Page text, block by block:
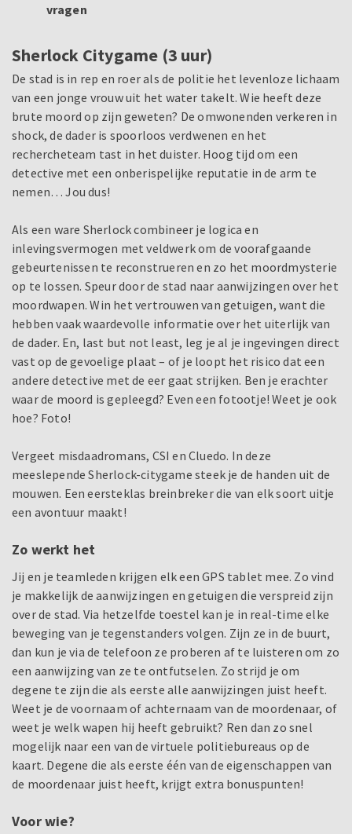
vragen
Sherlock Citygame (3 uur)
De stad is in rep en roer als de politie het levenloze lichaam
van een jonge vrouw uit het water takelt. Wie heeft deze
brute moord op zijn geweten? De omwonenden verkeren in
shock, de dader is spoorloos verdwenen en het
rechercheteam tast in het duister. Hoog tijd om een
detective met een onberispelijke reputatie in de arm te
nemen… Jou dus!
Als een ware Sherlock combineer je logica en
inlevingsvermogen met veldwerk om de voorafgaande
gebeurtenissen te reconstrueren en zo het moordmysterie
op te lossen. Speur door de stad naar aanwijzingen over het
moordwapen. Win het vertrouwen van getuigen, want die
hebben vaak waardevolle informatie over het uiterlijk van
de dader. En, last but not least, leg je al je ingevingen direct
vast op de gevoelige plaat – of je loopt het risico dat een
andere detective met de eer gaat strijken. Ben je erachter
waar de moord is gepleegd? Even een fotootje! Weet je ook
hoe? Foto!
Vergeet misdaadromans, CSI en Cluedo. In deze
meeslepende Sherlock-citygame steek je de handen uit de
mouwen. Een eersteklas breinbreker die van elk soort uitje
een avontuur maakt!
Zo werkt het
Jij en je teamleden krijgen elk een GPS tablet mee. Zo vind
je makkelijk de aanwijzingen en getuigen die verspreid zijn
over de stad. Via hetzelfde toestel kan je in real-time elke
beweging van je tegenstanders volgen. Zijn ze in de buurt,
dan kun je via de telefoon ze proberen af te luisteren om zo
een aanwijzing van ze te ontfutselen. Zo strijd je om
degene te zijn die als eerste alle aanwijzingen juist heeft.
Weet je de voornaam of achternaam van de moordenaar, of
weet je welk wapen hij heeft gebruikt? Ren dan zo snel
mogelijk naar een van de virtuele politiebureaus op de
kaart. Degene die als eerste één van de eigenschappen van
de moordenaar juist heeft, krijgt extra bonuspunten!
Voor wie?